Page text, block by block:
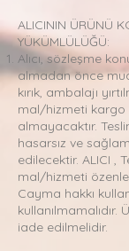
ALICININ ÜRÜNÜ
YÜKÜMLÜLÜĞÜ:
Alıcı, sözleşme
almadan önce
kırık, ambalajı
mal/hizmeti kargo
almayacaktır.
hasarsız ve
edilecektir. ALICI ,
mal/hizmeti
Cayma hakkı
iade edilmelidir.